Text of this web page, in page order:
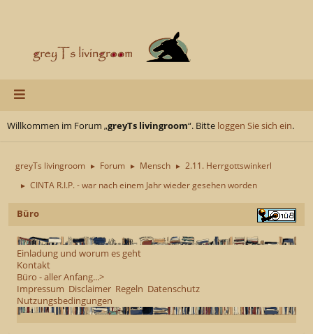
Willkommen im Forum „greyTs livingroom“. Bitte loggen Sie sich ein.
greyTs livingroom ► Forum ► Mensch ► 2.11. Herrgottswinkerl
► CINTA R.I.P. - war nach einem Jahr wieder gesehen worden
Büro
Einladung und worum es geht
Kontakt
Büro - aller Anfang...>
Impressum Disclaimer Regeln Datenschutz
Nutzungsbedingungen